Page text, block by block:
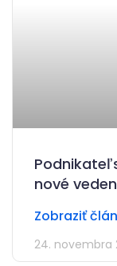
nové
Zobraziť
24. novembra